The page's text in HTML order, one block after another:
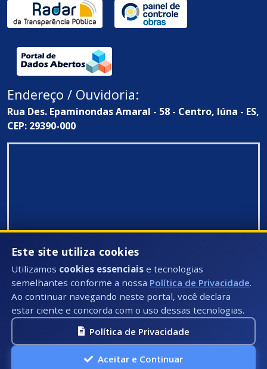
Endereço / Ouvidoria:
Rua Des. Epaminondas Amaral - 58 - Centro, Iúna - ES,
CEP: 29390-000
Todos Direitos Reservados ©: 2026
Este site utiliza cookies
Utilizamos cookies essenciais e tecnologias
semelhantes conforme a nossa Política de Privacidade.
Ao continuar navegando neste portal, você declara
estar ciente e concorda com o uso dessas tecnologias.
Política de Privacidade
Aceitar e Continuar